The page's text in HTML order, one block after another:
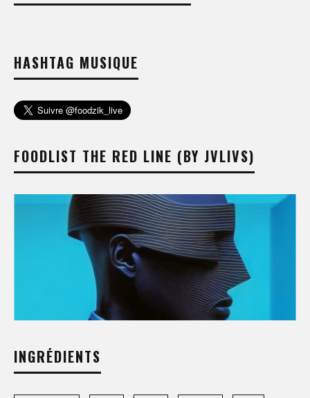
HASHTAG MUSIQUE
FOODLIST THE RED LINE (BY JVLIVS)
INGRÉDIENTS